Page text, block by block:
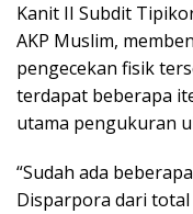
Kanit II Subdit
AKP Muslim,
pengecekan fisik
terdapat beberapa
utama pengukuran
“Sudah ada
Disparpora dari